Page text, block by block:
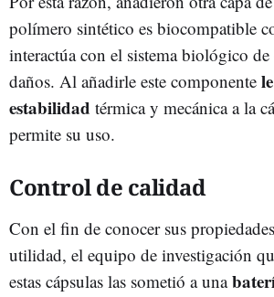
polímero sintético es biocompatible
interactúa con el sistema biológico de
daños. Al añadirle este componente
estabilidad térmica y mecánica a la
permite su uso.
Control de calidad
Con el fin de conocer sus
utilidad, el equipo de investigación
estas cápsulas las sometió a una